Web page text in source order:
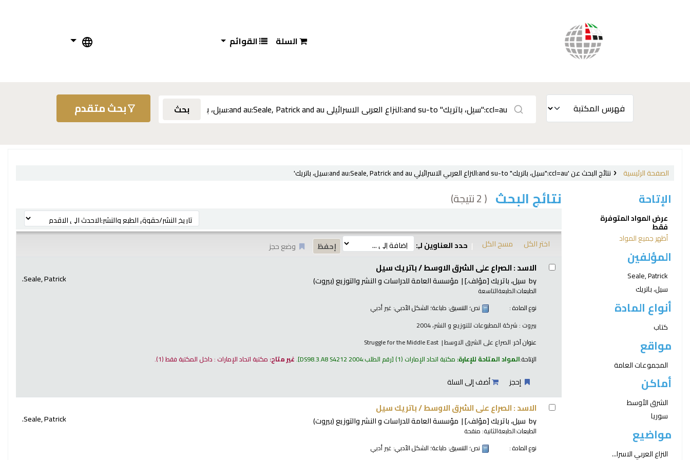
السلة القوائم
بحث بحث متقدم
الصفحة الرئيسية نتائج البحث عن 'ccl=au:"سيل، باتريك" and su-to:النزاع العربي الاسرائيلي and au:Seale, Patrick and au:سيل، باتريك'
الإتاحة
عرض المواد المتوفرة
فقط
أظهر جميع المواد
المؤلفين
Seale, Patrick
سيل، باتريك
أنواع المادة
كتاب
مواقع
المجموعات العامة
أماكن
الشرق الأوسط
سوريا
مواضيع
النزاع العربي الاسرا...
نتائج البحث ( 2 نتيجة)
ترتيب بواسطة:
اختر الكل مسح الكل حدد العناوين لـِ: وضع حجز
نتائج الاسد : الصراع على الشرق الاوسط /باتريك سيل
Seale, Patrick. by سيل، باتريك[مؤلف.] مؤسسة العامة للدراسات و النشر والتوزيع (بيروت)
الطبعات:الطبعةالتاسعة
نوع المادة :
نص؛ التنسيق: طباعة؛ الشكل الأدبي: غير أدبي
بيروت : شركة المطبوعات للتوزيع و النشر، 2004
عنوان آخر: الصراع على الشرق الاوسط Struggle for the Middle East
الإتاحة:المواد المتاحة للإعارة: مكتبة اتحاد الإمارات (1) رقم الطلب:DS98.3.A8 S4212 2004
.غير متاح: مكتبة اتحاد الإمارات : داخل المكتبة فقط(1).
إحجز أضف إلى السلة
الاسد : الصراع على الشرق الاوسط /باتريك سيل
Seale, Patrick. by سيل، باتريك[مؤلف.] مؤسسة العامة للدراسات و النشر والتوزيع (بيروت)
الطبعات:الطبعةالثانية: منقحة
نوع المادة :
نص؛ التنسيق: طباعة؛ الشكل الأدبي: غير أدبي